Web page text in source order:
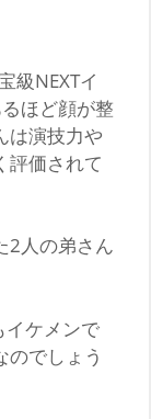
級NEXTイ
ほど顔が整
は演技力や
評価されて
2人の弟さん
イケメンで
のでしょう